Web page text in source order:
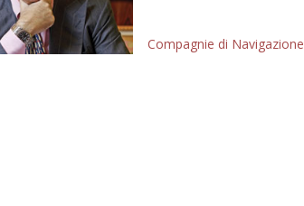
Compagnie di Navigazione